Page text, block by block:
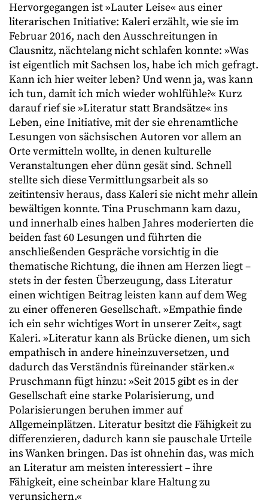
Hervorgegangen ist »Lauter Leise« aus einer
literarischen Initiative: Kaleri erzählt, wie sie im
Februar 2016, nach den Ausschreitungen in
Clausnitz, nächtelang nicht schlafen konnte: »Was
ist eigentlich mit Sachsen los, habe ich mich gefragt.
Kann ich hier weiter leben? Und wenn ja, was kann
ich tun, damit ich mich wieder wohlfühle?« Kurz
darauf rief sie »Literatur statt Brandsätze« ins
Leben, eine Initiative, mit der sie ehrenamtliche
Lesungen von sächsischen Autoren vor allem an
Orte vermitteln wollte, in denen kulturelle
Veranstaltungen eher dünn gesät sind. Schnell
stellte sich diese Vermittlungsarbeit als so
zeitintensiv heraus, dass Kaleri sie nicht mehr allein
bewältigen konnte. Tina Pruschmann kam dazu,
und innerhalb eines halben Jahres moderierten die
beiden fast 60 Lesungen und führten die
anschließenden Gespräche vorsichtig in die
thematische Richtung, die ihnen am Herzen liegt –
stets in der festen Überzeugung, dass Literatur
einen wichtigen Beitrag leisten kann auf dem Weg
zu einer offeneren Gesellschaft. »Empathie finde
ich ein sehr wichtiges Wort in unserer Zeit«, sagt
Kaleri. »Literatur kann als Brücke dienen, um sich
empathisch in andere hineinzuversetzen, und
dadurch das Verständnis füreinander stärken.«
Pruschmann fügt hinzu: »Seit 2015 gibt es in der
Gesellschaft eine starke Polarisierung, und
Polarisierungen beruhen immer auf
Allgemeinplätzen. Literatur besitzt die Fähigkeit zu
differenzieren, dadurch kann sie pauschale Urteile
ins Wanken bringen. Das ist ohnehin das, was mich
an Literatur am meisten interessiert – ihre
Fähigkeit, eine scheinbar klare Haltung zu
verunsichern.«